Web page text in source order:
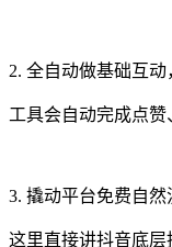
2. 全自动做基础互
工具会自动完成点
3. 撬动平台免费自然
这里直接讲抖音底层